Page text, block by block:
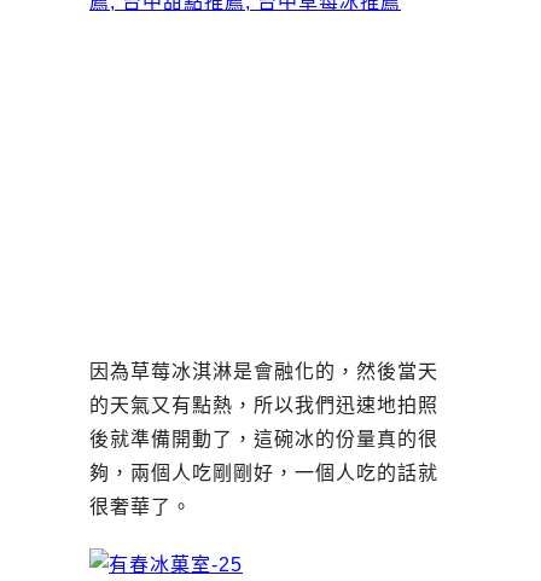
因為草莓冰淇淋是會融化的，然後當天
的天氣又有點熱，所以我們迅速地拍照
後就準備開動了，這碗冰的份量真的很
夠，兩個人吃剛剛好，一個人吃的話就
很奢華了。